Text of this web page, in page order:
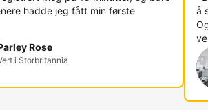
hadde jeg fått min første
Rose
i Storbritannia
å